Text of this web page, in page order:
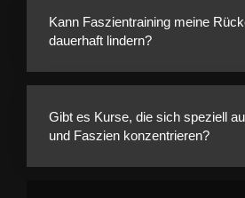
Kann Faszientraining meine
dauerhaft lindern?
Gibt es Kurse, die sich speziell
und Faszien konzentrieren?